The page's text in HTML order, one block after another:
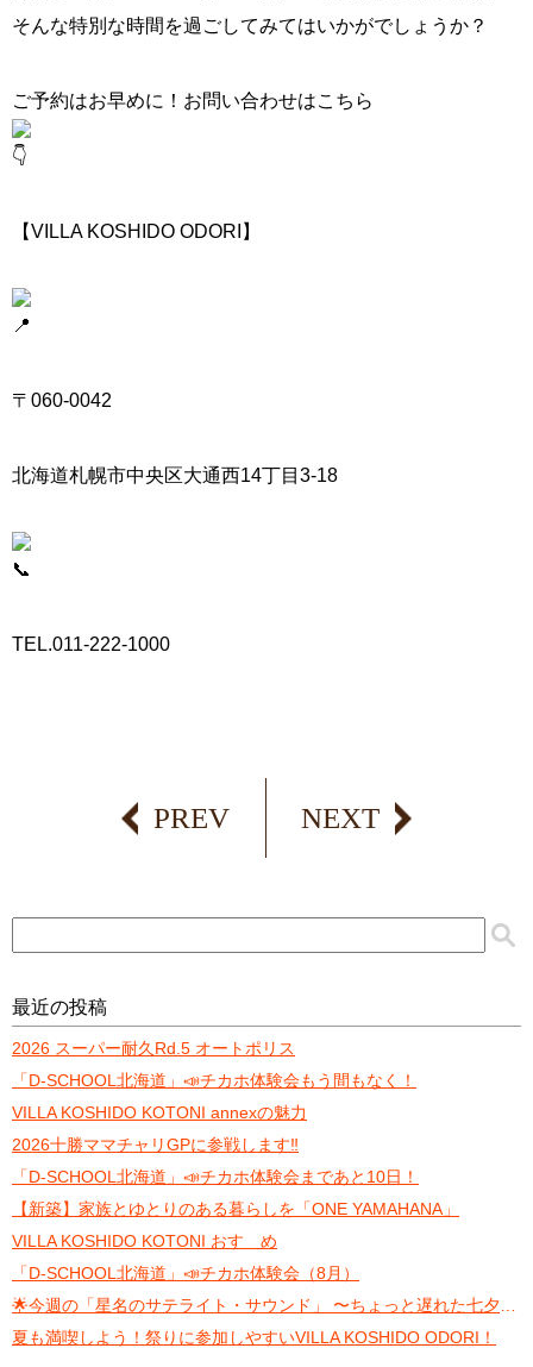
そんな特別な時間を過ごしてみてはいかがでしょうか？
ご予約はお早めに！お問い合わせはこちら
【VILLA KOSHIDO ODORI】
〒060-0042
北海道札幌市中央区大通西14丁目3-18
TEL.011-222-1000
PREV NEXT
最近の投稿
2026 スーパー耐久Rd.5 オートポリス
「D-SCHOOL北海道」📣チカホ体験会もう間もなく！
VILLA KOSHIDO KOTONI annexの魅力
2026十勝ママチャリGPに参戦します‼️
「D-SCHOOL北海道」📣チカホ体験会まであと10日！
【新築】家族とゆとりのある暮らしを「ONE YAMAHANA」
VILLA KOSHIDO KOTONI おすゝめ
「D-SCHOOL北海道」📣チカホ体験会（8月）
夏も満喫しよう！祭りに参加しやすいVILLA KOSHIDO ODORI！